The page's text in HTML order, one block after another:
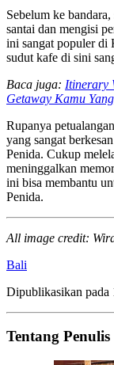
Sebelum ke
santai dan mengisi
ini sangat populer di
sudut kafe di sini
Baca juga: Itinerary
Getaway Kamu
Rupanya
yang sangat
Penida. Cukup
meninggalkan
ini bisa membantu
Penida.
All image credit:
Bali
Dipublikasikan pada
Tentang Penulis